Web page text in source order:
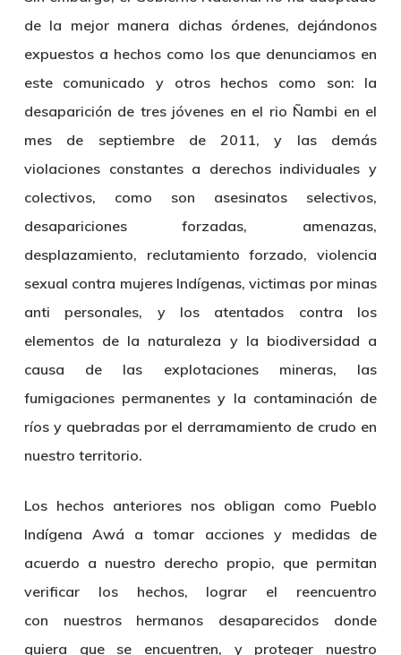
de la mejor manera dichas órdenes, dejándonos
expuestos a hechos como los que denunciamos en
este comunicado y otros hechos como son: la
desaparición de tres jóvenes en el rio Ñambi en el
mes de septiembre de 2011, y las demás
violaciones constantes a derechos individuales y
colectivos, como son asesinatos selectivos,
desapariciones forzadas, amenazas,
desplazamiento, reclutamiento forzado, violencia
sexual contra mujeres Indígenas, victimas por minas
anti personales, y los atentados contra los
elementos de la naturaleza y la biodiversidad a
causa de las explotaciones mineras, las
fumigaciones permanentes y la contaminación de
ríos y quebradas por el derramamiento de crudo en
nuestro territorio.
Los hechos anteriores nos obligan como Pueblo
Indígena Awá a tomar acciones y medidas de
acuerdo a nuestro derecho propio, que permitan
verificar los hechos, lograr el reencuentro
con nuestros hermanos desaparecidos donde
quiera que se encuentren, y proteger nuestro